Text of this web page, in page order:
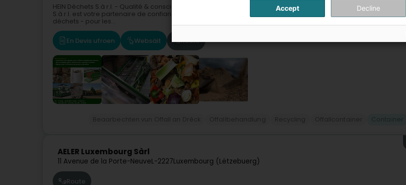
HEIN Déchets S.à r.l. - Qualité & conscience écologique depuis 1990Depuis plus de trois décennies, HEIN Déchets
S.à r.l. est votre partenaire de confiance au Luxembourg pour l'élimination et le recyclage professionnels des
déchets - pour les...
En Devis ufroen Websäit Route
AELER Luxembourg Sàrl
11 Avenue de la Porte-NeuveL-2227Luxembourg (Lëtzebuerg)
Route
Accept Decline